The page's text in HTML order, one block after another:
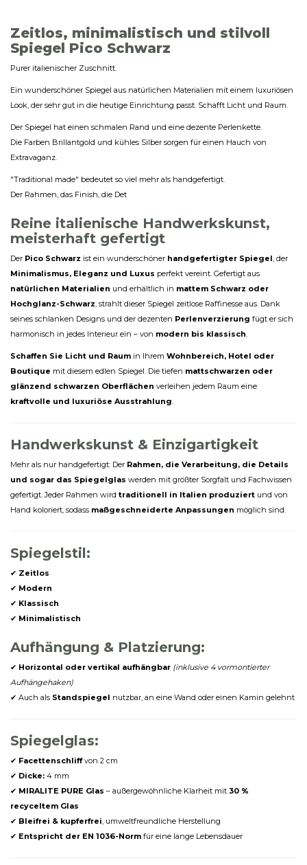
Zeitlos, minimalistisch und stilvoll
Spiegel Pico Schwarz
Purer italienischer Zuschnitt.
Ein wunderschöner Spiegel aus natürlichen Materialien mit einem luxuriösen
Look, der sehr gut in die heutige Einrichtung passt. Schafft Licht und Raum.
Der Spiegel hat einen schmalen Rand und eine dezente Perlenkette.
Die Farben Brillantgold und kühles Silber sorgen für einen Hauch von
Extravaganz.
"Traditional made" bedeutet so viel mehr als handgefertigt.
Der Rahmen, das Finish, die Det
Reine italienische Handwerkskunst,
meisterhaft gefertigt
Der Pico Schwarz ist ein wunderschöner handgefertigter Spiegel, der
Minimalismus, Eleganz und Luxus perfekt vereint. Gefertigt aus
natürlichen Materialien und erhältlich in mattem Schwarz oder
Hochglanz-Schwarz, strahlt dieser Spiegel zeitlose Raffinesse aus. Dank
seines schlanken Designs und der dezenten Perlenverzierung fügt er sich
harmonisch in jedes Interieur ein – von modern bis klassisch.
Schaffen Sie Licht und Raum in Ihrem Wohnbereich, Hotel oder
Boutique mit diesem edlen Spiegel. Die tiefen mattschwarzen oder
glänzend schwarzen Oberflächen verleihen jedem Raum eine
kraftvolle und luxuriöse Ausstrahlung.
Handwerkskunst & Einzigartigkeit
Mehr als nur handgefertigt: Der Rahmen, die Verarbeitung, die Details
und sogar das Spiegelglas werden mit größter Sorgfalt und Fachwissen
gefertigt. Jeder Rahmen wird traditionell in Italien produziert und von
Hand koloriert, sodass maßgeschneiderte Anpassungen möglich sind.
Spiegelstil:
✔ Zeitlos
✔ Modern
✔ Klassisch
✔ Minimalistisch
Aufhängung & Platzierung:
✔ Horizontal oder vertikal aufhängbar (inklusive 4 vormontierter
Aufhängehaken)
✔ Auch als Standspiegel nutzbar, an eine Wand oder einen Kamin gelehnt
Spiegelglas:
✔ Facettenschliffvon 2 cm
✔ Dicke: 4 mm
✔ MIRALITE PURE Glas – außergewöhnliche Klarheit mit 30 %
recyceltem Glas
✔ Bleifrei & kupferfrei, umweltfreundliche Herstellung
✔ Entspricht der EN 1036-Norm für eine lange Lebensdauer